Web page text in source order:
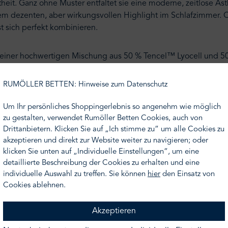
Ganz ohne Muster entfaltet sie eine moderne, zeitlose
dezenten, aber wirkungsvollen Highlight im Schlafzimmer.
sich perfekt kombinieren.
hochwertigen Mischung aus 50 % Tencel™ Lyocell und
auch für ein angenehm kühles Schlafgefühl, besonders in
und hohe Atmungsaktivität, die für ein dauerhaft
Liebe zum Detail, exklusive Qualität in bester
hier nicht Ihr Wunschmaß finden, nehmen Sie gern
unterbreiten Ihnen gern ein Angebot.
Oberfläche
RUMÖLLER BETTEN: Hinweise zum Datenschutz
Um Ihr persönliches Shoppingerlebnis so angenehm wie möglich
zu gestalten, verwendet Rumöller Betten Cookies, auch von
Drittanbietern. Klicken Sie auf „Ich stimme zu“ um alle Cookies zu
akzeptieren und direkt zur Website weiter zu navigieren; oder
klicken Sie unten auf „Individuelle Einstellungen“, um eine
detaillierte Beschreibung der Cookies zu erhalten und eine
individuelle Auswahl zu treffen. Sie können hier den Einsatz von
Cookies ablehnen.
Akzeptieren